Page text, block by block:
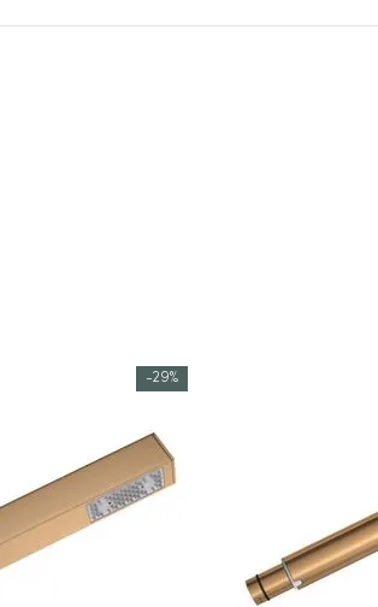
-29%
AGORA